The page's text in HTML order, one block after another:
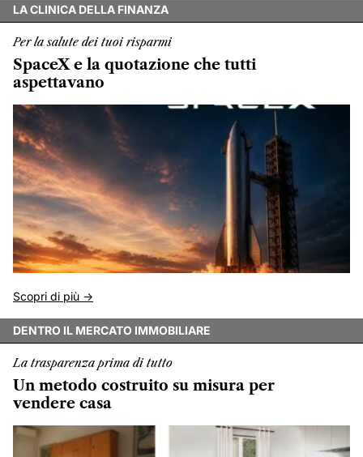
LA CLINICA DELLA FINANZA
Per la salute dei tuoi risparmi
SpaceX e la quotazione che tutti
aspettavano
Scopri di più ->
DENTRO IL MERCATO IMMOBILIARE
La trasparenza prima di tutto
Un metodo costruito su misura per
vendere casa